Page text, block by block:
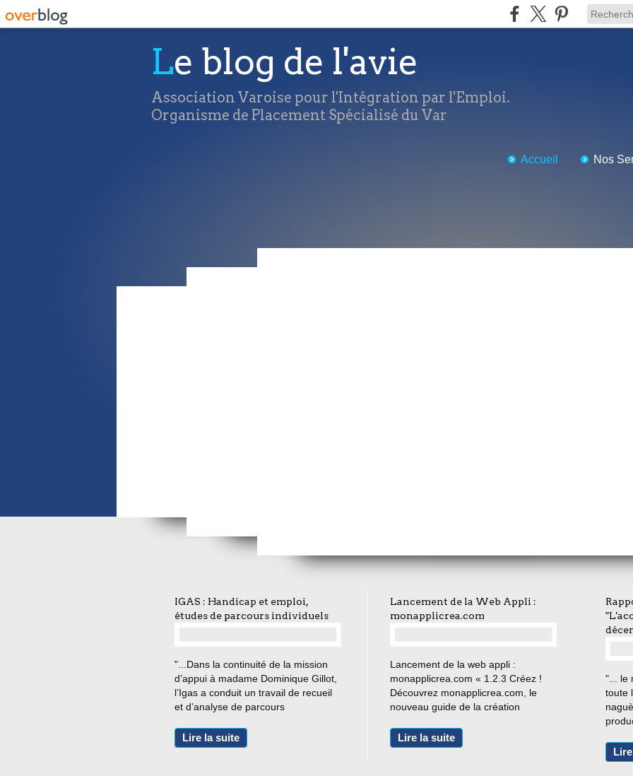
Le blog de l'avie
Association Varoise pour l'Intégration par l'Emploi.
Organisme de Placement Spécialisé du Var
Accueil Nos
Job Dating
IGAS : Handicap et emploi,
études de parcours individuels
"...Dans la continuité de la mission
d’appui à madame Dominique Gillot,
l’Igas a conduit un travail de recueil
et d’analyse de parcours
handicapées qui est l’objet du
présent rapport. Il avait pour objectif,
Lire la suite
Lancement de la Web Appli :
monapplicrea.com
Lancement de la web appli :
monapplicrea.com « 1.2.3 Créez !
Découvrez monapplicrea.com, le
nouveau guide de la création
Toulon Provence Méditerranée.»
Lire la suite
"... le
toute
clefs
la